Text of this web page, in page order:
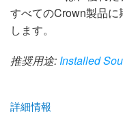
すべてのCrown製品
します。
推奨用途:Installed
詳細情報